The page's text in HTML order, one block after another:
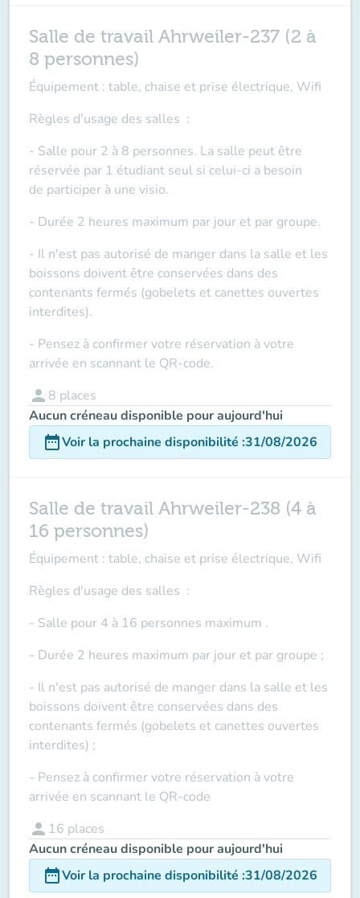
Salle de travail Ahrweiler-237 (2 à
8 personnes)
Équipement : table, chaise et prise électrique, Wifi
Règles d'usage des salles :
- Salle pour 2 à 8 personnes. La salle peut être
réservée par 1 étudiant seul si celui-ci a besoin
de participer à une visio.
- Durée 2 heures maximum par jour et par groupe.
- Il n'est pas autorisé de manger dans la salle et les
boissons doivent être conservées dans des
contenants fermés (gobelets et canettes ouvertes
interdites).
- Pensez à confirmer votre réservation à votre
arrivée en scannant le QR-code.
person 8 places
Aucun créneau disponible pour aujourd'hui
date_rangeVoir la prochaine disponibilité :31/08/2026
Salle de travail Ahrweiler-238 (4 à
16 personnes)
Équipement : table, chaise et prise électrique, Wifi
Règles d'usage des salles :
- Salle pour 4 à 16 personnes maximum .
- Durée 2 heures maximum par jour et par groupe ;
- Il n'est pas autorisé de manger dans la salle et les
boissons doivent être conservées dans des
contenants fermés (gobelets et canettes ouvertes
interdites) ;
- Pensez à confirmer votre réservation à votre
arrivée en scannant le QR-code
person 16 places
Aucun créneau disponible pour aujourd'hui
date_rangeVoir la prochaine disponibilité :31/08/2026